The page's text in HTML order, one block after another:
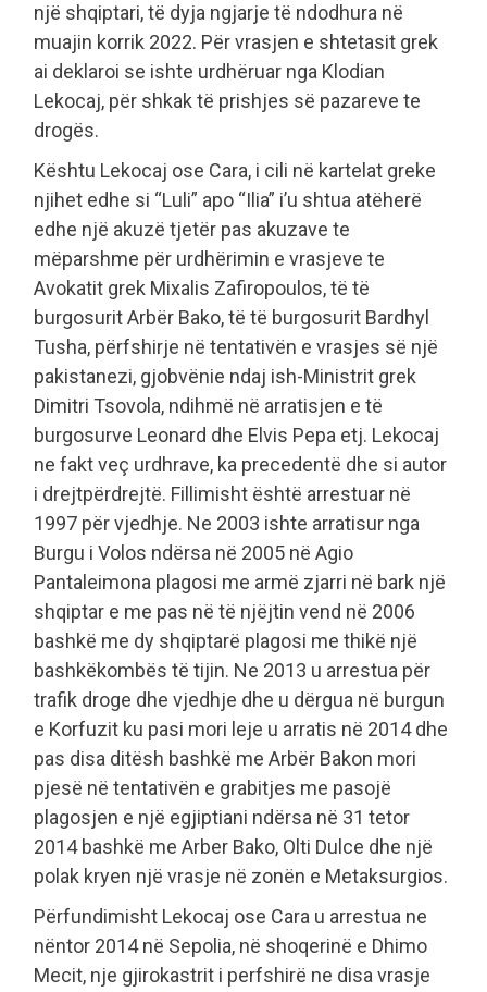
një shqiptari, të dyja ngjarje të ndodhura në
muajin korrik 2022. Për vrasjen e shtetasit grek
ai deklaroi se ishte urdhëruar nga Klodian
Lekocaj, për shkak të prishjes së pazareve te
drogës.
Kështu Lekocaj ose Cara, i cili në kartelat greke
njihet edhe si “Luli” apo “Ilia” i’u shtua atëherë
edhe një akuzë tjetër pas akuzave te
mëparshme për urdhërimin e vrasjeve te
Avokatit grek Mixalis Zafiropoulos, të të
burgosurit Arbër Bako, të të burgosurit Bardhyl
Tusha, përfshirje në tentativën e vrasjes së një
pakistanezi, gjobvënie ndaj ish-Ministrit grek
Dimitri Tsovola, ndihmë në arratisjen e të
burgosurve Leonard dhe Elvis Pepa etj. Lekocaj
ne fakt veç urdhrave, ka precedentë dhe si autor
i drejtpërdrejtë. Fillimisht është arrestuar në
1997 për vjedhje. Ne 2003 ishte arratisur nga
Burgu i Volos ndërsa në 2005 në Agio
Pantaleimona plagosi me armë zjarri në bark një
shqiptar e me pas në të njëjtin vend në 2006
bashkë me dy shqiptarë plagosi me thikë një
bashkëkombës të tijin. Ne 2013 u arrestua për
trafik droge dhe vjedhje dhe u dërgua në burgun
e Korfuzit ku pasi mori leje u arratis në 2014 dhe
pas disa ditësh bashkë me Arbër Bakon mori
pjesë në tentativën e grabitjes me pasojë
plagosjen e një egjiptiani ndërsa në 31 tetor
2014 bashkë me Arber Bako, Olti Dulce dhe një
polak kryen një vrasje në zonën e Metaksurgios.
Përfundimisht Lekocaj ose Cara u arrestua ne
nëntor 2014 në Sepolia, në shoqerinë e Dhimo
Mecit, nje gjirokastrit i perfshirë ne disa vrasje